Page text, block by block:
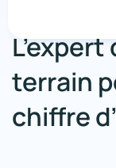
terrain
chiffre